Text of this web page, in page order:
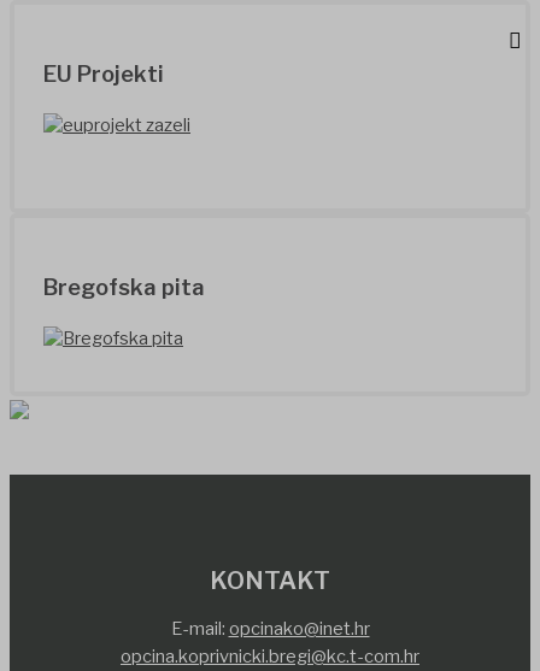
EU Projekti
Bregofska pita
KONTAKT
E-mail: opcinako@inet.hr
opcina.koprivnicki.bregi@kc.t-com.hr